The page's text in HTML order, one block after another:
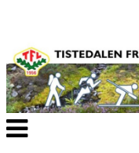
Veksle
navigasjon